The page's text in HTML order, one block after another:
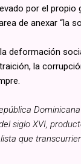
por el propio
de anexar “la
deformación
la
siglo XVI,
que